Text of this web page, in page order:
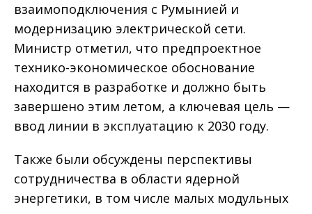
взаимоподключения с Румынией и
модернизацию электрической сети.
Министр отметил, что предпроектное
технико-экономическое обоснование
находится в разработке и должно быть
завершено этим летом, а ключевая цель —
ввод линии в эксплуатацию к 2030 году.
Также были обсуждены перспективы
сотрудничества в области ядерной
энергетики, в том числе малых модульных